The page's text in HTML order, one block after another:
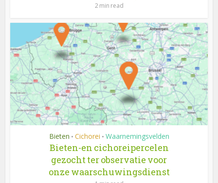
2 min read
Bieten • Cichorei • Waarnemingsvelden
Bieten-en cichoreipercelen
gezocht ter observatie voor
onze waarschuwingsdienst